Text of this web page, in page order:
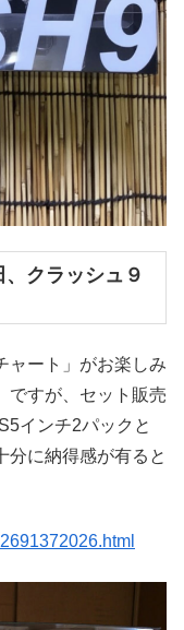
クラッシュ９
ャート」がお楽しみ
ですが、セット販売
インチ2パックと
分に納得感が有ると